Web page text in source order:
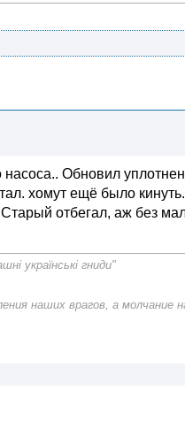
насоса.. Обновил
хомут ещё было
отбегал, аж без
українські гниди"
наших врагов, а молчание